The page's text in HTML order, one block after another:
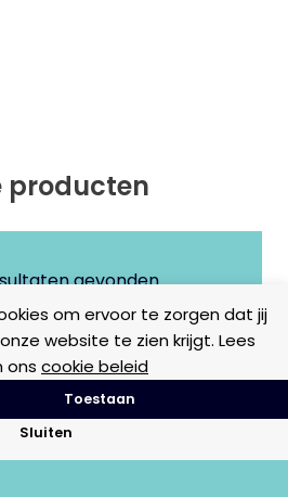
om ervoor te zorgen dat jij
website te zien krijgt. Lees
ons cookie beleid
Toestaan
Sluiten
producten
gevonden.